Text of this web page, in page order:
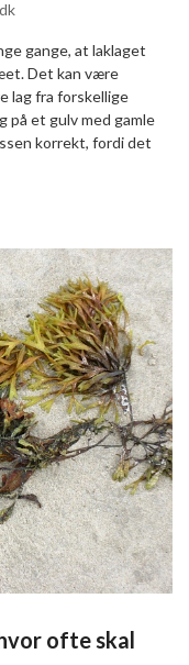
gange, at laklaget
Det kan være
lag fra forskellige
på et gulv med gamle
korrekt, fordi det
ofte skal